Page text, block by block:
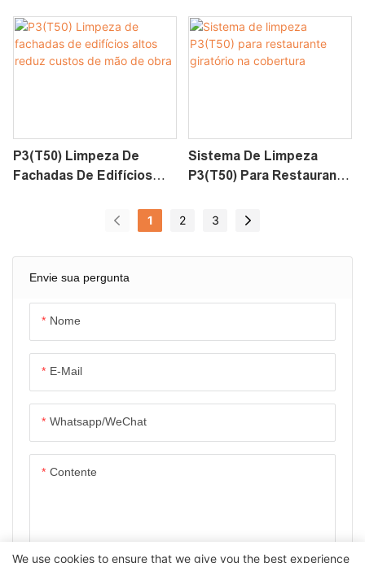
Envie sua pergunta
Nome
E-Mail
Whatsapp/WeChat
Contente
Saltos, Rede
Personalizável Para
Aplicações Industriais E
Altitudes
P3(T50) Limpeza De
Fachadas De Edifícios
Sistema De Limpeza
P3(T50) Para Restaurante
1
2 3
We use cookies to ensure that we give you the best experience